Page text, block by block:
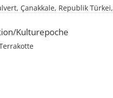
Çanakkale, Republik Türkei,
Kulturepoche